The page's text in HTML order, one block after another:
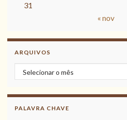
31
« nov
ARQUIVOS
Arquivos
PALAVRA CHAVE